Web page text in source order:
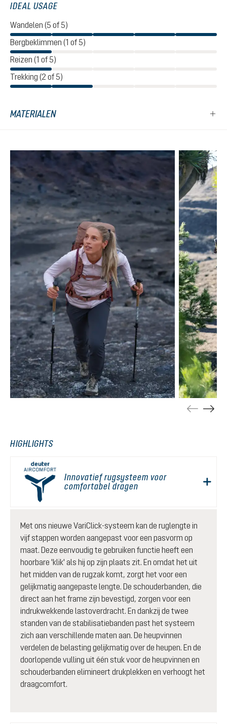
IDEAL USAGE
Wandelen (5 of 5)
Bergbeklimmen (1 of 5)
Reizen (1 of 5)
Trekking (2 of 5)
MATERIALEN
Productgalerij overslaan
HIGHLIGHTS
Innovatief rugsysteem voor
comfortabel dragen
Met ons nieuwe VariClick-systeem kan de ruglengte in
vijf stappen worden aangepast voor een pasvorm op
maat. Deze eenvoudig te gebruiken functie heeft een
hoorbare 'klik' als hij op zijn plaats zit. En omdat het uit
het midden van de rugzak komt, zorgt het voor een
gelijkmatig aangepaste lengte. De schouderbanden, die
direct aan het frame zijn bevestigd, zorgen voor een
indrukwekkende lastoverdracht. En dankzij de twee
standen van de stabilisatiebanden past het systeem
zich aan verschillende maten aan. De heupvinnen
verdelen de belasting gelijkmatig over de heupen. En de
doorlopende vulling uit één stuk voor de heupvinnen en
schouderbanden elimineert drukplekken en verhoogt het
draagcomfort.